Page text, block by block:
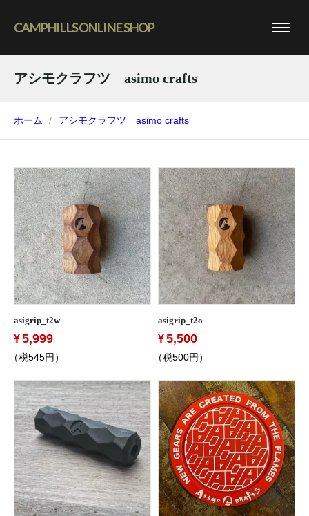
CAMPHILLS ONLINE SHOP
アシモクラフツ asimo crafts
ホーム アシモクラフツ asimo crafts
asigrip_t2w
5,999
（税545円）
asigrip_t2o
5,500
（税500円）